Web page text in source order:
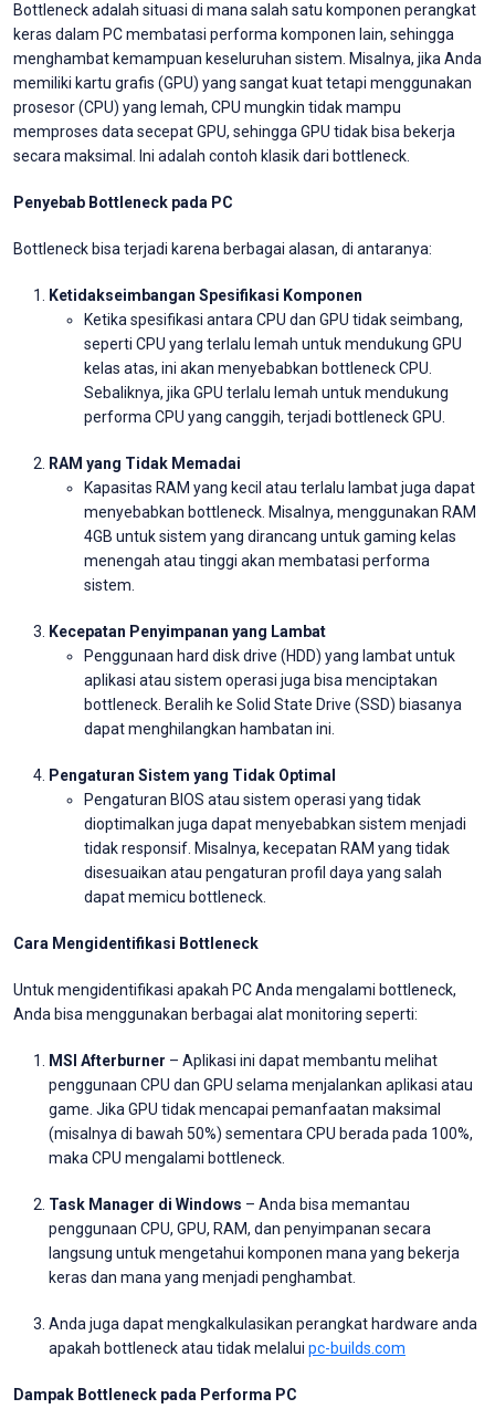
Bottleneck adalah situasi di mana salah satu komponen perangkat
keras dalam PC membatasi performa komponen lain, sehingga
menghambat kemampuan keseluruhan sistem. Misalnya, jika Anda
memiliki kartu grafis (GPU) yang sangat kuat tetapi menggunakan
prosesor (CPU) yang lemah, CPU mungkin tidak mampu
memproses data secepat GPU, sehingga GPU tidak bisa bekerja
secara maksimal. Ini adalah contoh klasik dari bottleneck.
Penyebab Bottleneck pada PC
Bottleneck bisa terjadi karena berbagai alasan, di antaranya:
Ketidakseimbangan Spesifikasi Komponen
Ketika spesifikasi antara CPU dan GPU tidak seimbang,
seperti CPU yang terlalu lemah untuk mendukung GPU
kelas atas, ini akan menyebabkan bottleneck CPU.
Sebaliknya, jika GPU terlalu lemah untuk mendukung
performa CPU yang canggih, terjadi bottleneck GPU.
RAM yang Tidak Memadai
Kapasitas RAM yang kecil atau terlalu lambat juga dapat
menyebabkan bottleneck. Misalnya, menggunakan RAM
4GB untuk sistem yang dirancang untuk gaming kelas
menengah atau tinggi akan membatasi performa
sistem.
Kecepatan Penyimpanan yang Lambat
Penggunaan hard disk drive (HDD) yang lambat untuk
aplikasi atau sistem operasi juga bisa menciptakan
bottleneck. Beralih ke Solid State Drive (SSD) biasanya
dapat menghilangkan hambatan ini.
Pengaturan Sistem yang Tidak Optimal
Pengaturan BIOS atau sistem operasi yang tidak
dioptimalkan juga dapat menyebabkan sistem menjadi
tidak responsif. Misalnya, kecepatan RAM yang tidak
disesuaikan atau pengaturan profil daya yang salah
dapat memicu bottleneck.
Cara Mengidentifikasi Bottleneck
Untuk mengidentifikasi apakah PC Anda mengalami bottleneck,
Anda bisa menggunakan berbagai alat monitoring seperti:
MSI Afterburner – Aplikasi ini dapat membantu melihat
penggunaan CPU dan GPU selama menjalankan aplikasi atau
game. Jika GPU tidak mencapai pemanfaatan maksimal
(misalnya di bawah 50%) sementara CPU berada pada 100%,
maka CPU mengalami bottleneck.
Task Manager di Windows – Anda bisa memantau
penggunaan CPU, GPU, RAM, dan penyimpanan secara
langsung untuk mengetahui komponen mana yang bekerja
keras dan mana yang menjadi penghambat.
Anda juga dapat mengkalkulasikan perangkat hardware anda
apakah bottleneck atau tidak melalui pc-builds.com
Dampak Bottleneck pada Performa PC